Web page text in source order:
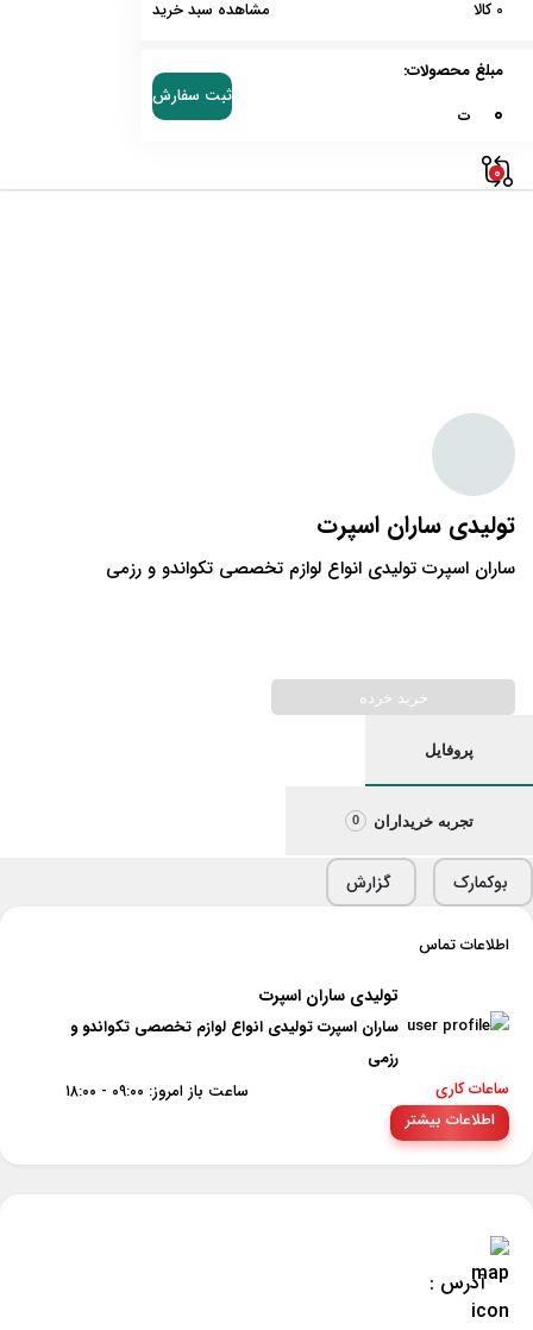
0 کالا مشاهده سبد خرید
مبلغ محصولات:
0 ت
ثبت سفارش
0
تولیدی ساران اسپرت
ساران اسپرت تولیدی انواع لوازم تخصصی تکواندو و رزمی
خرید خرده
پروفایل
تجربه خریداران 0
بوکمارک گزارش
اطلاعات تماس
تولیدی ساران اسپرت
ساران اسپرت تولیدی انواع لوازم تخصصی تکواندو و
رزمی
ساعات کاری
ساعت باز امروز: ۰۹:۰۰ - ۱۸:۰۰
اطلاعات بیشتر
آدرس :